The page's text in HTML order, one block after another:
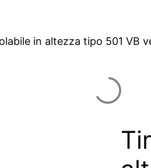
in altezza tipo 501 VB